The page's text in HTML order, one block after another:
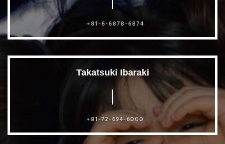
+81-6-6878-6874
Takatsuki Ibaraki
+81-72-694-6000